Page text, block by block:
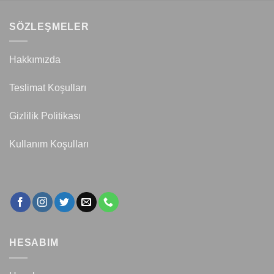
SÖZLEŞMELER
Hakkımızda
Teslimat Koşulları
Gizlilik Politikası
Kullanım Koşulları
HESABIM